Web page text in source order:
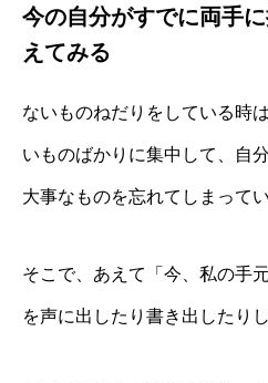
今の自分がすでに両手
えてみる
ないものねだりをしている時
いものばかりに集中して、自
大事なものを忘れてしまって
そこで、あえて「今、私の手
を声に出したり書き出したり